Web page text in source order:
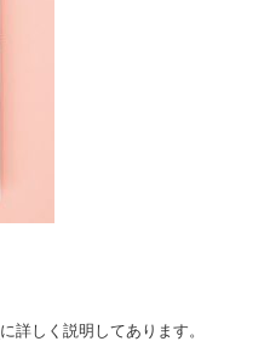
に詳しく説明してあります。